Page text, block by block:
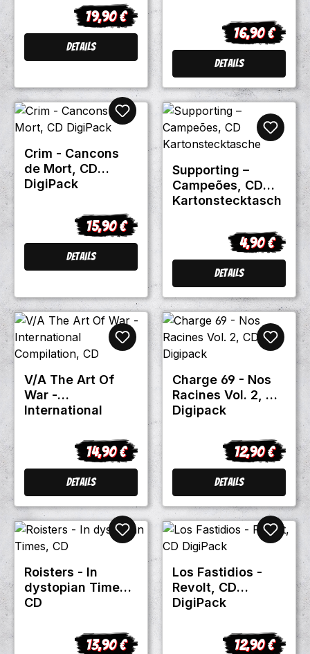
Regulärer Preis:
19,90 €
Details
Regulärer
16,90 €
Details
Crim - Cancons
de Mort, CD
DigiPack
Regulärer Preis:
15,90 €
Details
Supporting –
Campeões, CD
Kartonstecktasch
Regulärer
4,90 €
Details
V/A The Art Of
War -
International
Regulärer Preis:
14,90 €
Details
Charge 69 - Nos
Racines Vol. 2, CD
Digipack
Regulärer
12,90 €
Details
Roisters - In
dystopian Times,
CD
Regulärer Preis:
13,90 €
Los Fastidios -
Revolt, CD
DigiPack
Regulärer
12,90 €